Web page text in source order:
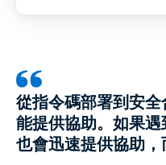
從指令碼部署到安
能提供協助。如果
也會迅速提供協助